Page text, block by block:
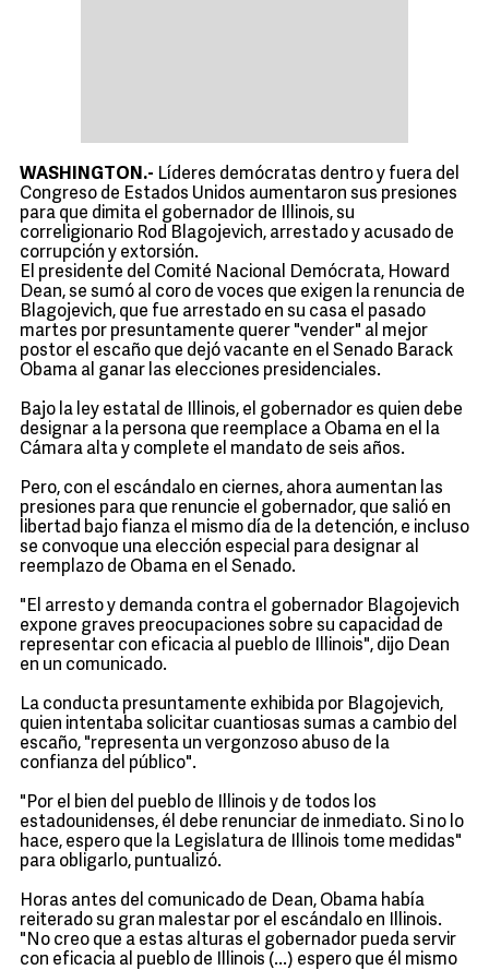
WASHINGTON.- Líderes demócratas dentro y fuera del
Congreso de Estados Unidos aumentaron sus presiones
para que dimita el gobernador de Illinois, su
correligionario Rod Blagojevich, arrestado y acusado de
corrupción y extorsión.
El presidente del Comité Nacional Demócrata, Howard
Dean, se sumó al coro de voces que exigen la renuncia de
Blagojevich, que fue arrestado en su casa el pasado
martes por presuntamente querer "vender" al mejor
postor el escaño que dejó vacante en el Senado Barack
Obama al ganar las elecciones presidenciales.
Bajo la ley estatal de Illinois, el gobernador es quien debe
designar a la persona que reemplace a Obama en el la
Cámara alta y complete el mandato de seis años.
Pero, con el escándalo en ciernes, ahora aumentan las
presiones para que renuncie el gobernador, que salió en
libertad bajo fianza el mismo día de la detención, e incluso
se convoque una elección especial para designar al
reemplazo de Obama en el Senado.
"El arresto y demanda contra el gobernador Blagojevich
expone graves preocupaciones sobre su capacidad de
representar con eficacia al pueblo de Illinois", dijo Dean
en un comunicado.
La conducta presuntamente exhibida por Blagojevich,
quien intentaba solicitar cuantiosas sumas a cambio del
escaño, "representa un vergonzoso abuso de la
confianza del público".
"Por el bien del pueblo de Illinois y de todos los
estadounidenses, él debe renunciar de inmediato. Si no lo
hace, espero que la Legislatura de Illinois tome medidas"
para obligarlo, puntualizó.
Horas antes del comunicado de Dean, Obama había
reiterado su gran malestar por el escándalo en Illinois.
"No creo que a estas alturas el gobernador pueda servir
con eficacia al pueblo de Illinois (...) espero que él mismo